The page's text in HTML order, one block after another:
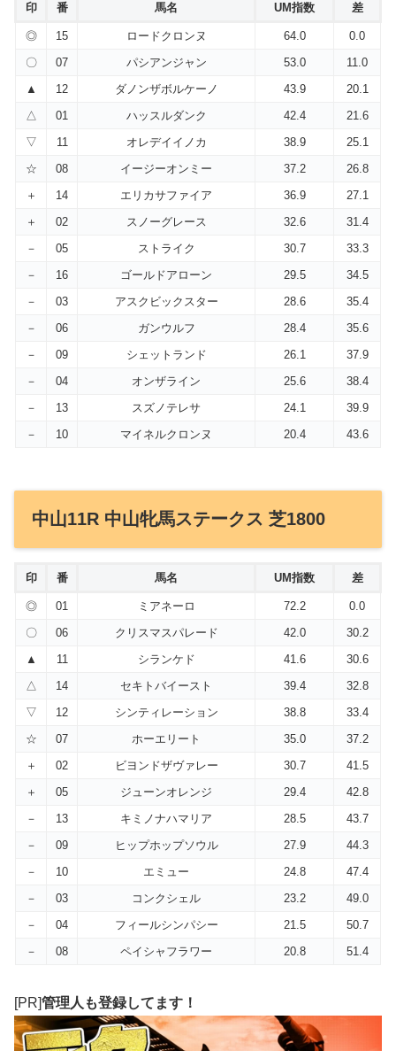
印 番 馬名 UM指数 差
◎ 15 ロードクロンヌ 64.0
0.0
〇
07 パシアンジャン 53.0
11.0
▲
12 ダノンザボルケーノ 43.9
20.1
△
01 ハッスルダンク 42.4
21.6
▽
11 オレデイイノカ 38.9
25.1
☆
08 イージーオンミー 37.2
26.8
＋
14 エリカサファイア 36.9
27.1
＋
02 スノーグレース 32.6
31.4
－
05 ストライク 30.7
33.3
－
16 ゴールドアローン 29.5
34.5
－
03 アスクビックスター 28.6
35.4
－
06 ガンウルフ 28.4
35.6
－
09 シェットランド 26.1
37.9
－
04 オンザライン 25.6
38.4
－
13 スズノテレサ 24.1
39.9
－
10 マイネルクロンヌ 20.4 43.6
中山11R 中山牝馬ステークス 芝1800
印 番 馬名 UM指数 差
◎ 01 ミアネーロ 72.2
0.0
〇
06 クリスマスパレード 42.0
30.2
▲
11 シランケド 41.6
30.6
△
14 セキトバイースト 39.4
32.8
▽
12 シンティレーション 38.8
33.4
☆
07 ホーエリート 35.0
37.2
＋
02 ビヨンドザヴァレー 30.7
41.5
＋
05 ジューンオレンジ 29.4
42.8
－
13 キミノナハマリア 28.5
43.7
－
09 ヒップホップソウル 27.9
44.3
－
10 エミュー 24.8
47.4
－
03 コンクシェル 23.2
49.0
－
04 フィールシンパシー 21.5
50.7
－
08 ペイシャフラワー 20.8 51.4
[PR]管理人も登録してます！